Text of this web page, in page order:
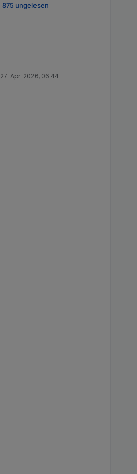
875 ungelesen
27. Apr. 2026, 06:44